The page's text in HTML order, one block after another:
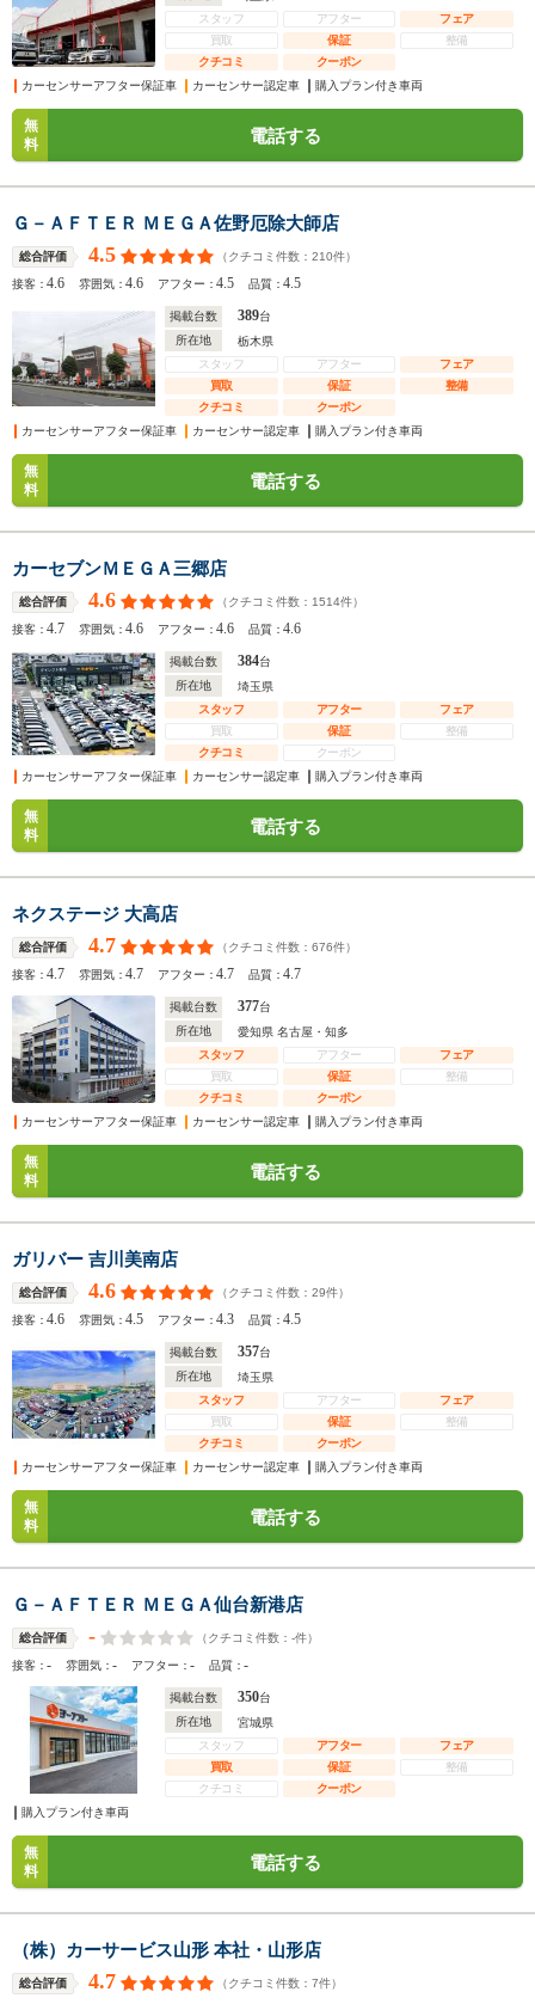
スタッフ
アフター
フェア
買取
保証
整備
クチコミ
クーポン
カーセンサーアフター保証車
カーセンサー認定車 購入プラン付き車両
無
料
電話する
Ｇ－ＡＦＴＥＲ ＭＥＧＡ佐野厄除大師店
総合評価 4.5 （クチコミ件数： 210件）
接客：4.6 雰囲気：4.6 アフター：4.5 品質：4.5
掲載台数 389台
所在地
栃木県
スタッフ
アフター
フェア
買取
保証
整備
クチコミ
クーポン
カーセンサーアフター保証車
カーセンサー認定車 購入プラン付き車両
無
料
電話する
カーセブンＭＥＧＡ三郷店
総合評価 4.6 （クチコミ件数： 1514件）
接客：4.7 雰囲気：4.6 アフター：4.6 品質：4.6
掲載台数 384台
所在地
埼玉県
スタッフ
アフター
フェア
買取
保証
整備
クチコミ
クーポン
カーセンサーアフター保証車
カーセンサー認定車 購入プラン付き車両
無
料
電話する
ネクステージ 大高店
総合評価 4.7 （クチコミ件数： 676件）
接客：4.7 雰囲気：4.7 アフター：4.7 品質：4.7
掲載台数 377台
所在地
愛知県 名古屋・知多
スタッフ
アフター
フェア
買取
保証
整備
クチコミ
クーポン
カーセンサーアフター保証車
カーセンサー認定車 購入プラン付き車両
無
料
電話する
ガリバー 吉川美南店
総合評価 4.6 （クチコミ件数： 29件）
接客：4.6 雰囲気：4.5 アフター：4.3 品質：4.5
掲載台数 357台
所在地
埼玉県
スタッフ
アフター
フェア
買取
保証
整備
クチコミ
クーポン
カーセンサーアフター保証車
カーセンサー認定車 購入プラン付き車両
無
料
電話する
Ｇ－ＡＦＴＥＲ ＭＥＧＡ仙台新港店
総合評価 - （クチコミ件数： -件）
接客：- 雰囲気：- アフター：- 品質：-
掲載台数 350台
所在地
宮城県
スタッフ
アフター
フェア
買取
保証
整備
クチコミ
クーポン
購入プラン付き車両
無
料
電話する
（株）カーサービス山形 本社・山形店
総合評価 4.7 （クチコミ件数： 7件）